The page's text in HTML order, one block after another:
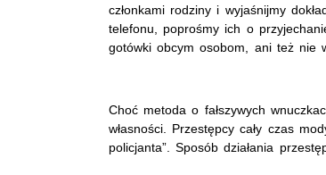
członkami rodziny i wyjaśnijmy
telefonu, poprośmy ich o
gotówki obcym osobom, ani też nie
Choć metoda o fałszywych
własności. Przestępcy cały czas
policjanta”. Sposób działania